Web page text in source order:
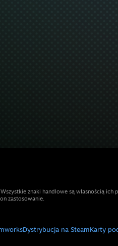
znaki handlowe są własnością
zastosowanie.
Dystrybucja na SteamKarty